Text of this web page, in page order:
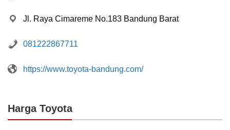
Jl. Raya Cimareme No.183 Bandung Barat
081222867711
https://www.toyota-bandung.com/
Harga Toyota